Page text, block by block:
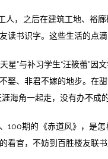
人，之后在建筑工地、裕
读书识字。这些生活的点
星”与补习学生“汪筱蕾”因
娶、非君不嫁的地步。在
海角一起走，没有办不成
100期的《赤道风》，是
看官，不妨到百胜楼友联